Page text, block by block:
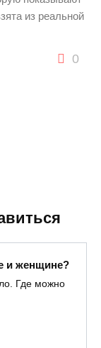
из реальной
0
и женщине?
Где можно